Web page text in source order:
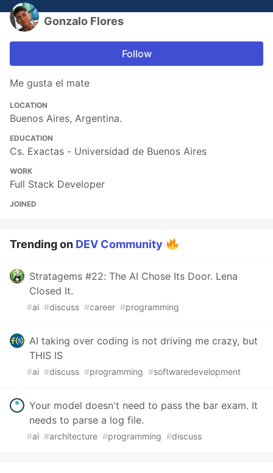
Gonzalo Flores
Follow
Me gusta el mate
LOCATION
Buenos Aires, Argentina.
EDUCATION
Cs. Exactas - Universidad de Buenos Aires
WORK
Full Stack Developer
JOINED
Trending on DEV Community
Stratagems #22: The AI Chose Its Door. Lena
Closed It.
#ai #discuss #career #programming
AI taking over coding is not driving me crazy, but
THIS IS
#ai #discuss #programming #softwaredevelopment
Your model doesn't need to pass the bar exam. It
needs to parse a log file.
#ai #architecture #programming #discuss